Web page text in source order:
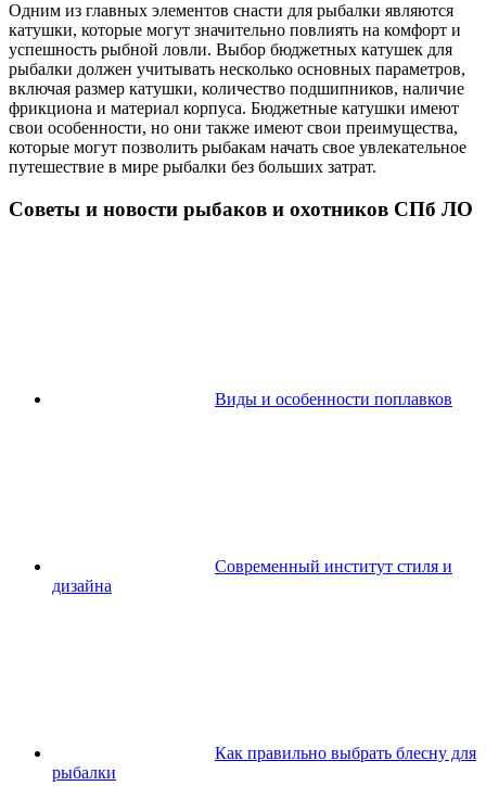
Одним из главных элементов снасти для рыбалки являются
катушки, которые могут значительно повлиять на комфорт и
успешность рыбной ловли. Выбор бюджетных катушек для
рыбалки должен учитывать несколько основных параметров,
включая размер катушки, количество подшипников, наличие
фрикциона и материал корпуса. Бюджетные катушки имеют
свои особенности, но они также имеют свои преимущества,
которые могут позволить рыбакам начать свое увлекательное
путешествие в мире рыбалки без больших затрат.
Советы и новости рыбаков и охотников СПб ЛО
Виды и особенности поплавков
Современный институт стиля и
дизайна
Как правильно выбрать блесну для
рыбалки